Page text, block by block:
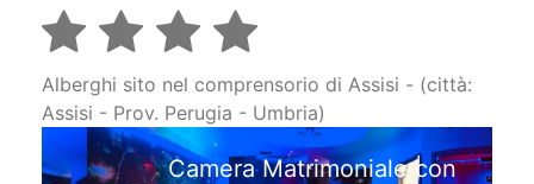
Alberghi sito nel comprensorio di Assisi - (città:
Assisi - Prov. Perugia - Umbria)
Camera Matrimoniale con